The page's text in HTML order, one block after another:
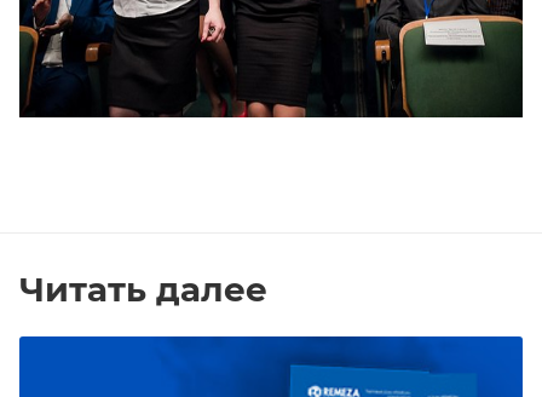
Читать далее